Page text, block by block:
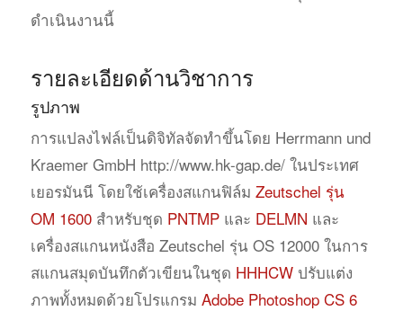
ดำเนินงานนี้
รายละเอียดด้านวิชาการ
รูปภาพ
การแปลงไฟล์เป็นดิจิทัลจัดทำขึ้นโดย Herrmann und
Kraemer GmbH http://www.hk-gap.de/ ในประเทศ
เยอรมันนี โดยใช้เครื่องสแกนฟิล์ม Zeutschel รุ่น
OM 1600สำหรับชุด PNTMPและ DELMN และ
เครื่องสแกนหนังสือ Zeutschel รุ่น OS 12000 ในการ
สแกนสมุดบันทึกตัวเขียนในชุด HHHCWปรับแต่ง
ภาพทั้งหมดด้วยโปรแกรม Adobe Photoshop CS 6